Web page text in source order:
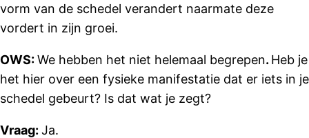
vorm van de schedel verandert naarmate deze
vordert in zijn groei.
OWS:We hebben het niet helemaal begrepen. Heb je
het hier over een fysieke manifestatie dat er iets in je
schedel gebeurt? Is dat wat je zegt?
Vraag: Ja.